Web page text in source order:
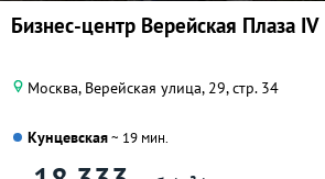
Бизнес-центр Верейская Плаза IV
Москва, Верейская улица, 29, стр. 34
Кунцевская~ 19 мин.